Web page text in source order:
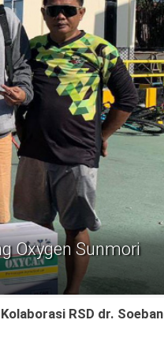
Oxygen Sunmori
RSD dr.